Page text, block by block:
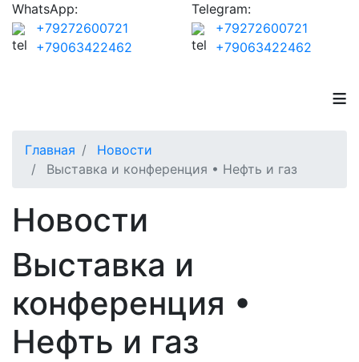
WhatsApp:
+79272600721
+79063422462
Telegram:
+79272600721
+79063422462
≡
Главная
Новости
Выставка и конференция • Нефть и газ
Новости
Выставка и
конференция •
Нефть и газ